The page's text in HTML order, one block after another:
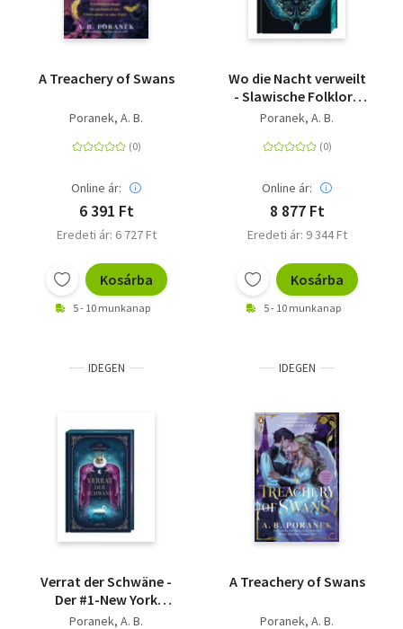
A Treachery of Swans
Poranek, A. B.
Online ár:
6 391 Ft
Eredeti ár: 6 727 Ft
Kosárba
5 - 10 munkanap
Wo die Nacht verweilt
- Slawische Folklore
trifft auf romantische
Bestseller jetzt auf
wunderschönem
Farbschnitt!
Poranek, A. B.
Online ár:
8 877 Ft
Eredeti ár: 9 344 Ft
Kosárba
5 - 10 munkanap
IDEGEN
Verrat der Schwäne -
Der #1-New York
Times-Bestseller von
Poranek, A. B.
IDEGEN
A Treachery of Swans
Poranek, A. B.